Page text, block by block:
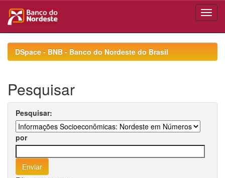
navigationDSpace - BNB - Banco do Nordeste do Brasil
Pesquisar
Pesquisar:
por